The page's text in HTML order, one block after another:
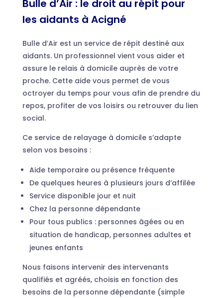
Bulle d’Air : le droit au répit pour
les aidants à Acigné
Bulle d’Air est un service de répit destiné aux
aidants. Un professionnel vient vous aider et
assure le relais à domicile auprès de votre
proche. Cette aide vous permet de vous
octroyer du temps pour vous afin de prendre du
repos, profiter de vos loisirs ou retrouver du lien
social.
Ce service de relayage à domicile s’adapte
selon vos besoins :
Aide temporaire ou présence fréquente
De quelques heures à plusieurs jours d’affilée
Service disponible jour et nuit
Chez la personne dépendante
Pour tous publics : personnes âgées ou en
situation de handicap, personnes adultes et
jeunes enfants
Nous faisons intervenir des intervenants
qualifiés et agréés, choisis en fonction des
besoins de la personne dépendante (simple